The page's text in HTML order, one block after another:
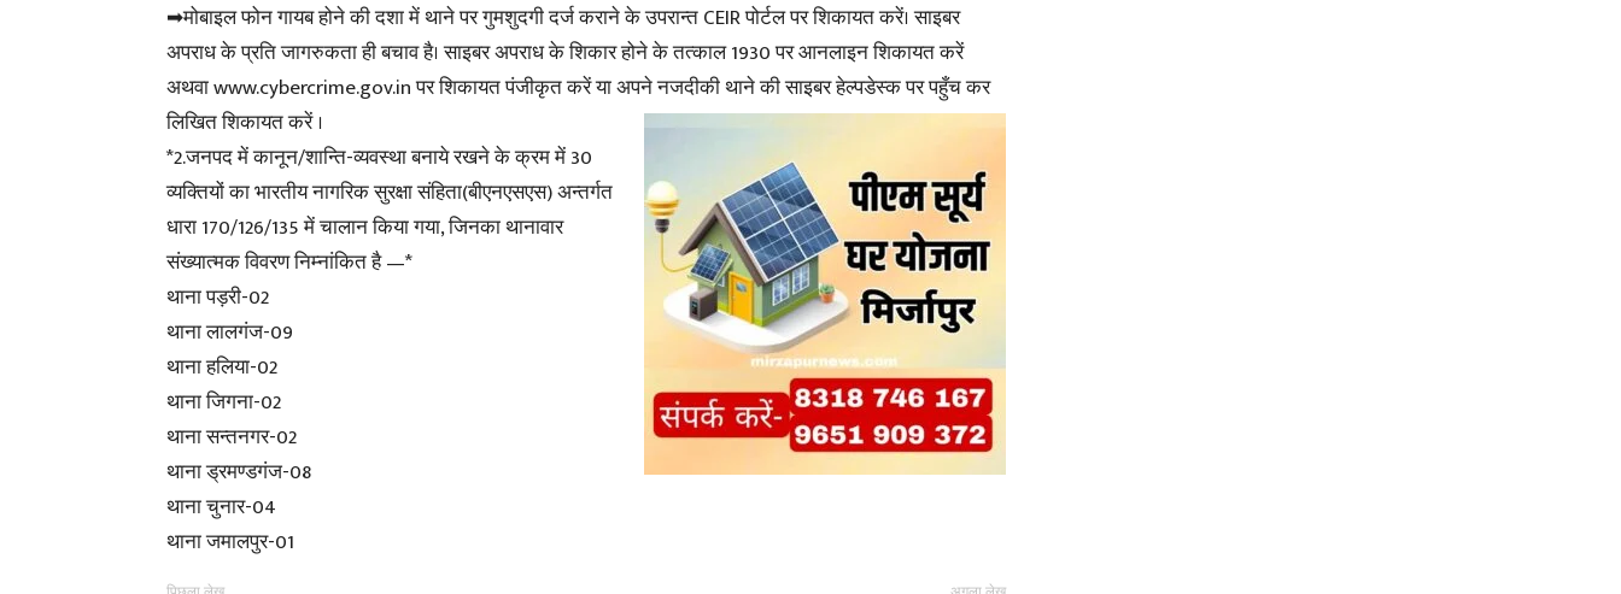
➡मोबाइल फोन गायब होने की दशा में थाने पर गुमशुदगी दर्ज कराने के उपरान्त CEIR पोर्टल पर शिकायत करें। साइबर
अपराध के प्रति जागरुकता ही बचाव है। साइबर अपराध के शिकार होने के तत्काल 1930 पर आनलाइन शिकायत करें
अथवा www.cybercrime.gov.in पर शिकायत पंजीकृत करें या अपने नजदीकी थाने की साइबर हेल्पडेस्क पर पहुँच कर
लिखित शिकायत करें ।
*2.जनपद में कानून/शान्ति-व्यवस्था बनाये रखने के क्रम में 30
व्यक्तियों का भारतीय नागरिक सुरक्षा संहिता(बीएनएसएस) अन्तर्गत
धारा 170/126/135 में चालान किया गया, जिनका थानावार
संख्यात्मक विवरण निम्नांकित है —*
थाना पड़री-02
थाना लालगंज-09
थाना हलिया-02
थाना जिगना-02
थाना सन्तनगर-02
थाना ड्रमण्डगंज-08
थाना चुनार-04
थाना जमालपुर-01